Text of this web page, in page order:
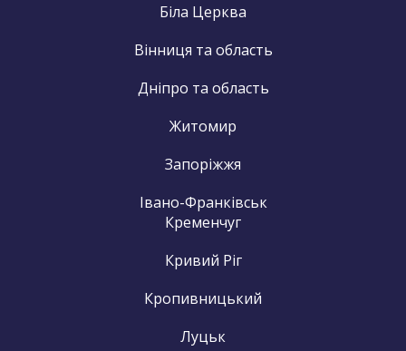
Біла Церква
Вінниця та область
Дніпро та область
Житомир
Запоріжжя
Івано-Франківськ
Кременчуг
Кривий Ріг
Кропивницький
Луцьк